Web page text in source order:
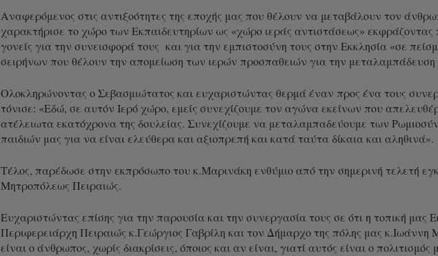
Αναφερόμενος στις αντιξοότητες της εποχής μας που θέλουν να μεταβάλουν τον
χαρακτήρισε το χώρο των Εκπαιδευτηρίων ως «χώρο ιεράς αντιστάσεως»
γονείς για την συνεισφορά τους και για την εμπιστοσύνη τους στην Εκκλησία «σε
σειρήνων που θέλουν την απομείωση των ιερών προσπαθειών για την μεταλαμπάδευση
Ολοκληρώνοντας ο Σεβασμιώτατος και ευχαριστώντας θερμά έναν προς ένα τους
τόνισε: «Εδώ, σε αυτόν Ιερό χώρο, εμείς συνεχίζουμε τον αγώνα εκείνων που
ατέλειωτα εκατόχρονα της δουλείας. Συνεχίζουμε να μεταλαμπαδεύουμε των
παιδιών μας για να είναι ελεύθερα και αξιοπρεπή και κατά ταύτα δίκαια και αληθινά».
Τέλος, παρέδωσε στην εκπρόσωπο του κ.Μαρινάκη ενθύμιο από την σημερινή τελετή
Μητροπόλεως Πειραιώς.
Ευχαριστώντας επίσης για την παρουσία και την συνεργασία τους σε ότι η τοπική μας
Περιφερειάρχη Πειραιώς κ.Γεώργιος Γαβρίλη και τον Δήμαρχο της πόλης μας
είναι ο άνθρωπος, χωρίς διακρίσεις, όποιος και αν είναι, γιατί αυτός είναι ο